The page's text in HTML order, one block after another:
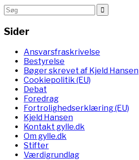
Sider
Ansvarsfraskrivelse
Bestyrelse
Bøger skrevet af Kjeld Hansen
Cookiepolitik (EU)
Debat
Foredrag
Fortrolighedserklæring (EU)
Kjeld Hansen
Kontakt gylle.dk
Om gylle.dk
Stifter
Værdigrundlag